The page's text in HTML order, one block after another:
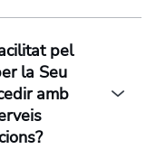
pel
la Seu
amb